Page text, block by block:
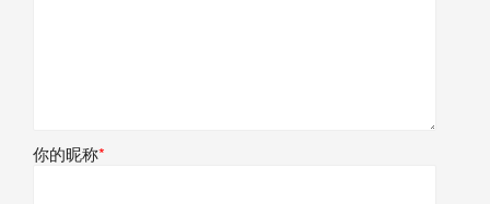
你的昵称*